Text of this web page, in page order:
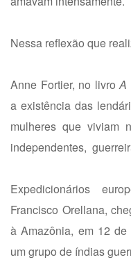
Nessa reflexão que
Anne Fortier, no livroA
a existência das
mulheres que viviam
independentes,
Expedicionários
Francisco Orellana,
à Amazônia, em 12
um grupo de índias